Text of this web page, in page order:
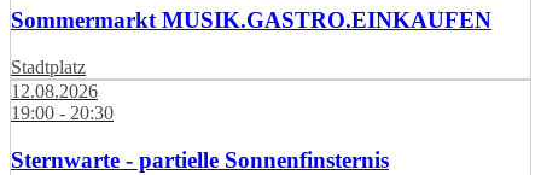
Sommermarkt MUSIK.GASTRO.EINKAUFEN
Stadtplatz
12.08.2026
19:00 - 20:30
Sternwarte - partielle Sonnenfinsternis